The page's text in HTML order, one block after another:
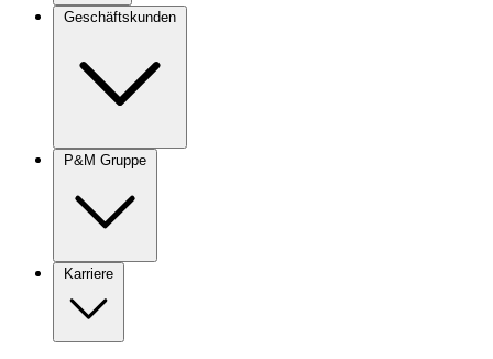
Geschäftskunden
P&M Gruppe
Karriere